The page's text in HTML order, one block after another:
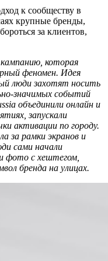
к сообществу в
крупные бренды,
за клиентов,
которая
феномен. Идея
люди захотят носить
значимых событий
объединили онлайн и
запускали
активации по городу.
за рамки экранов и
сами начали
фото с хештегом,
бренда на улицах.